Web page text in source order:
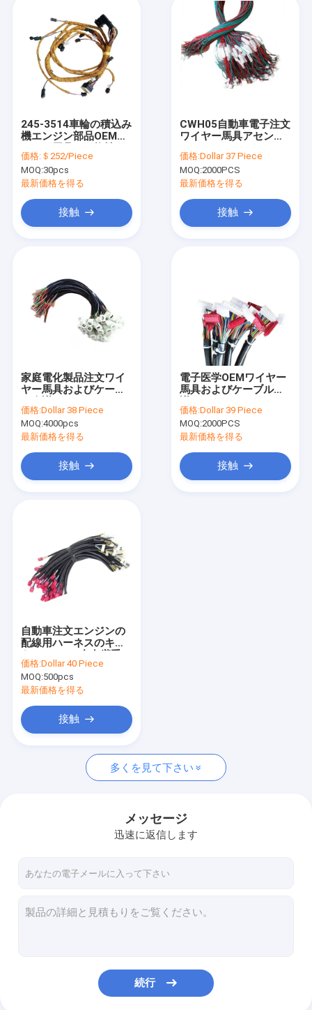
プロダクト
私達について
工場旅行
私達に連絡しなさい
ニュース
場合
自動車用ワイヤーハーネス
重い装置の配線用ハーネス
産業配線用ハーネス
エンジンの配線用ハーネス
電子配線用ハーネス
アフター・マーケットの配線用ハーネス
オートバイの配線用ハーネス
普遍的な配線用ハーネス
ワイヤー馬具のコネクター
配線用ハーネスのヒューズ箱
245-3514車輪の積込み
機エンジン部品OEMワ
ある
価格:＄252/Piece
MOQ:30pcs
最新価格を得る
接触
CWH05自動車電子注文
ワイヤー馬具アセンブ
価格:Dollar 37 Piece
MOQ:2000PCS
最新価格を得る
接触
家庭電化製品注文ワイ
ヤー馬具およびケーブ
価格:Dollar 38 Piece
MOQ:4000pcs
最新価格を得る
接触
電子医学OEMワイヤー
馬具およびケーブル会
価格:Dollar 39 Piece
MOQ:2000PCS
最新価格を得る
接触
自動車注文エンジンの
配線用ハーネスのキッ
価格:Dollar 40 Piece
MOQ:500pcs
最新価格を得る
接触
多くを見て下さい
メッセージ
迅速に返信します
続行